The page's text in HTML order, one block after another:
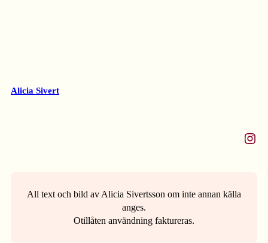
Alicia Sivert
Instagram
All text och bild av Alicia Sivertsson om inte annan källa
anges.
Otillåten användning faktureras.